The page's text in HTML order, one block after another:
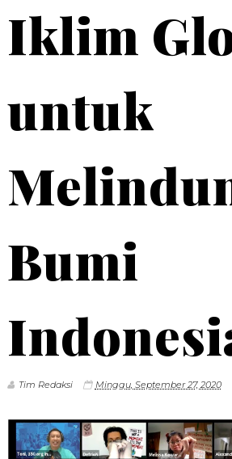
Iklim
untuk
Bumi
Tim Redaksi Minggu, September 27, 2020